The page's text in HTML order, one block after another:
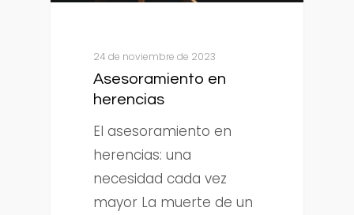
24 de noviembre de 2023
Asesoramiento en
herencias
El asesoramiento en
herencias: una
necesidad cada vez
mayor La muerte de un